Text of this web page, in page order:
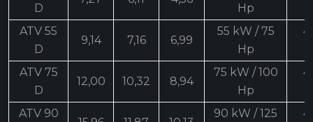
D
Hp
ATV 55
D
9,14 7,16 6,99
55 kW / 75
Hp
ATV 75
D
12,00 10,32 8,94
75 kW / 100
Hp
ATV 90
90 kW / 125